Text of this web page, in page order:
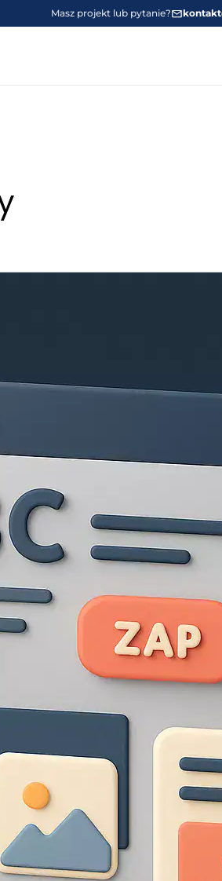
Masz projekt lub pytanie?